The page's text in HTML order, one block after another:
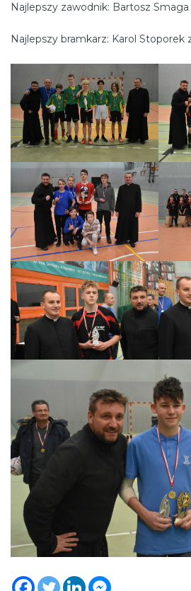
Najlepszy zawodnik: Bartosz
Najlepszy bramkarz: Karol Stoporek